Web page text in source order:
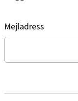
Mejladress